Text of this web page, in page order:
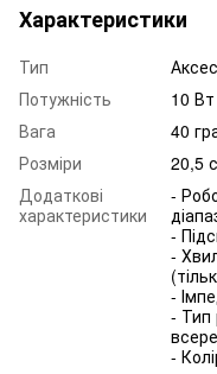
Характеристики
Тип
Потужність
10 Вт
Вага
40
Розміри
20,5
Додаткові
характеристики
-
-
-
-
- Тип
-